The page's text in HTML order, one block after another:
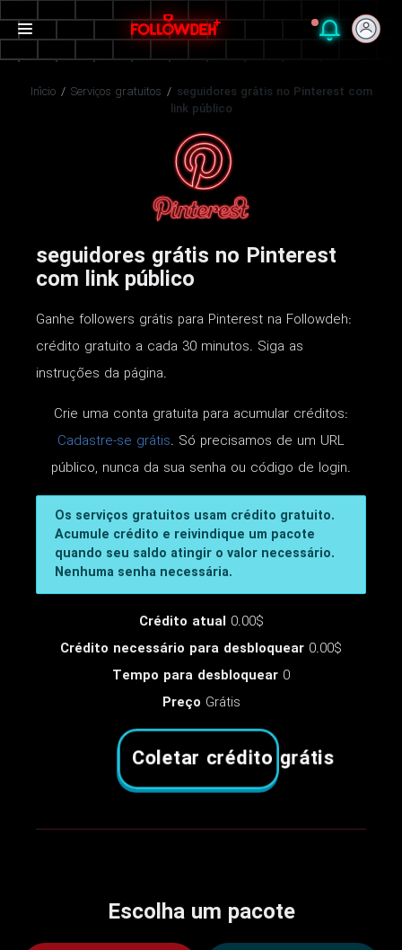
Início / Serviços gratuitos / seguidores grátis no Pinterest com
link público
seguidores grátis no Pinterest
com link público
Ganhe followers grátis para Pinterest na Followdeh:
crédito gratuito a cada 30 minutos. Siga as
instruções da página.
Crie uma conta gratuita para acumular créditos:
Cadastre-se grátis. Só precisamos de um URL
público, nunca da sua senha ou código de login.
Os serviços gratuitos usam crédito gratuito.
Acumule crédito e reivindique um pacote
quando seu saldo atingir o valor necessário.
Nenhuma senha necessária.
Crédito atual 0.00$
Crédito necessário para desbloquear 0.00$
Tempo para desbloquear 0
Preço Grátis
Coletar crédito grátis
Escolha um pacote